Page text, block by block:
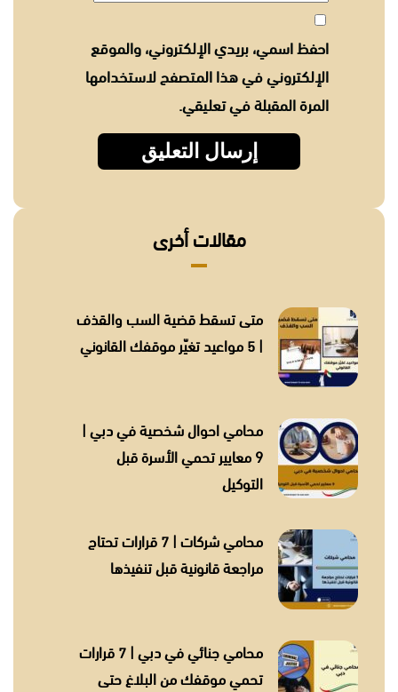
احفظ اسمي، بريدي الإلكتروني، والموقع
الإلكتروني في هذا المتصفح لاستخدامها
المرة المقبلة في تعليقي.
مقالات أخرى
متى تسقط قضية السب والقذف
| 5 مواعيد تغيّر موقفك القانوني
محامي احوال شخصية في دبي |
9 معايير تحمي الأسرة قبل
التوكيل
محامي شركات | 7 قرارات تحتاج
مراجعة قانونية قبل تنفيذها
محامي جنائي في دبي | 7 قرارات
تحمي موقفك من البلاغ حتى